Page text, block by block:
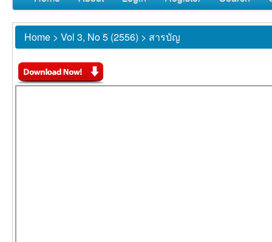
Home > Vol 3, No 5 (2556) > สารบัญ